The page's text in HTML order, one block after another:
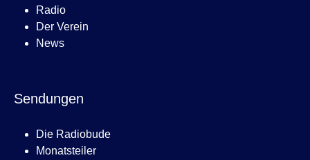
Radio
Der Verein
News
Sendungen
Die Radiobude
Monatsteiler